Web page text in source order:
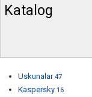
Katalog
Uskunalar 47
Kaspersky 16